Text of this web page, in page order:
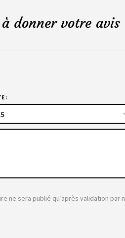
à donner votre
:
5
ne sera publié qu’après validation par